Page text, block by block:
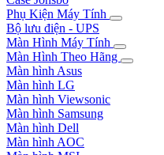
Phụ Kiện Máy Tính
Bộ lưu điện - UPS
Màn Hình Máy Tính
Màn Hình Theo Hãng
Màn hình Asus
Màn hình LG
Màn hình Viewsonic
Màn hình Samsung
Màn hình Dell
Màn hình AOC